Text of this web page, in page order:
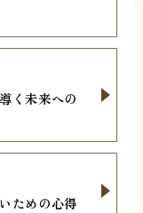
く未来への
ための心得